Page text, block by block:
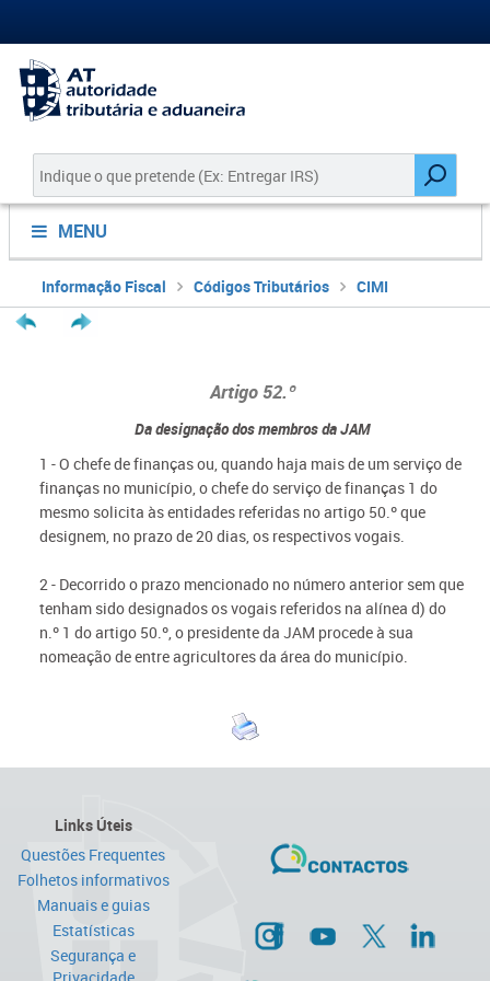
MENU
Informação Fiscal Códigos Tributários CIMI
Artigo 52.º
Da designação dos membros da JAM
1 - O chefe de finanças ou, quando haja mais de um serviço de
finanças no município, o chefe do serviço de finanças 1 do
mesmo solicita às entidades referidas no artigo 50.º que
designem, no prazo de 20 dias, os respectivos vogais.
2 - Decorrido o prazo mencionado no número anterior sem que
tenham sido designados os vogais referidos na alínea d) do
n.º 1 do artigo 50.º, o presidente da JAM procede à sua
nomeação de entre agricultores da área do município.
Links Úteis
Questões Frequentes
Folhetos informativos
Manuais e guias
Estatísticas
Segurança e